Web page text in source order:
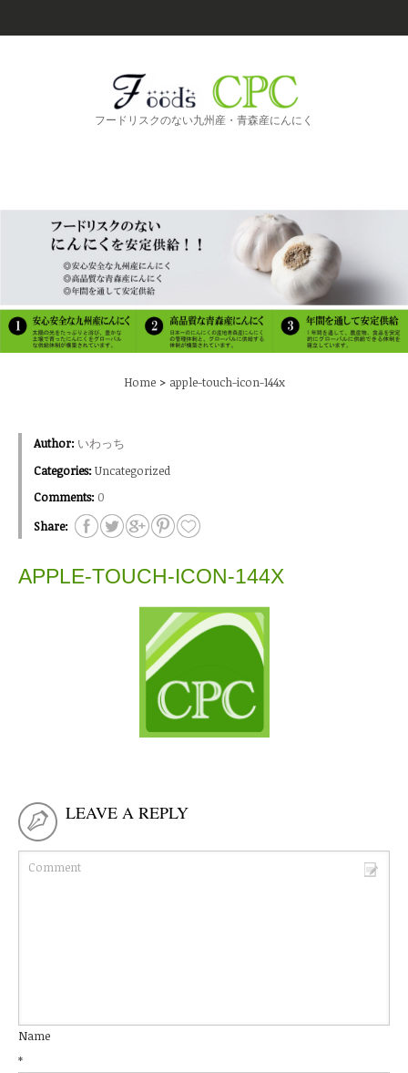
フードリスクのない九州産・青森産にんにく
Home> apple-touch-icon-144x
Author: いわっち
Categories:Uncategorized
Comments: 0
Share:
APPLE-TOUCH-ICON-144X
LEAVE A REPLY
Name
*